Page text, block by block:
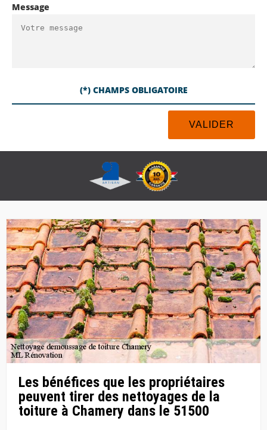
Message
(*) CHAMPS OBLIGATOIRE
Les bénéfices que les propriétaires
peuvent tirer des nettoyages de la
toiture à Chamery dans le 51500